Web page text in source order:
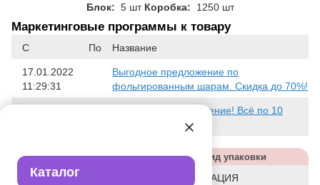
Каталог
Блок: 5 шт Коробка: 1250 шт
Маркетинговые программы к товару
С По Название
17.01.2022
11:29:31
Выгодное предложение по
фольгированным шарам. Скидка до 70%!
Финальное предложение! Всё по 10
Характеристики Вид упаковки
Статус ЛИКВИДАЦИЯ